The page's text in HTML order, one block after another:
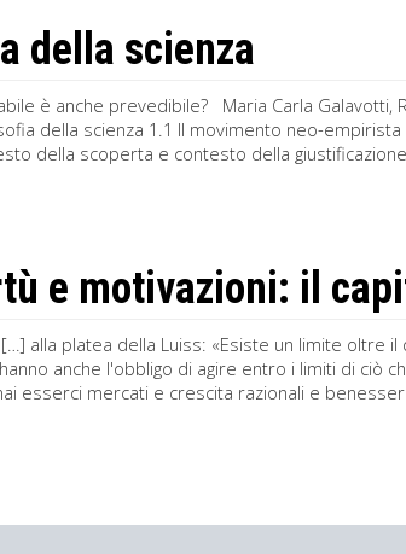
della scienza
è anche prevedibile? Maria Carla
della scienza 1.1 Il movimento neo-
della scoperta e contesto della
e motivazioni: il
alla platea della Luiss: «Esiste un limite oltre
anche l'obbligo di agire entro i limiti di ciò
esserci mercati e crescita razionali e